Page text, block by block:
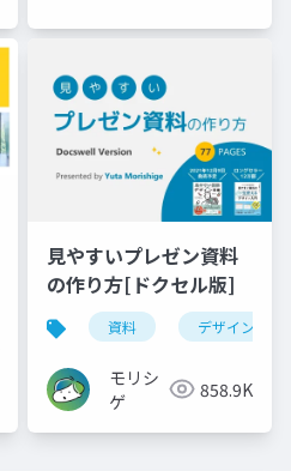
見やすいプレゼン資料
の作り方[ドクセル版]
資料 デザイン
モリシ
ゲ
858.9K